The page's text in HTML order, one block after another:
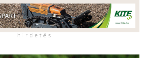
h i r d e t é s